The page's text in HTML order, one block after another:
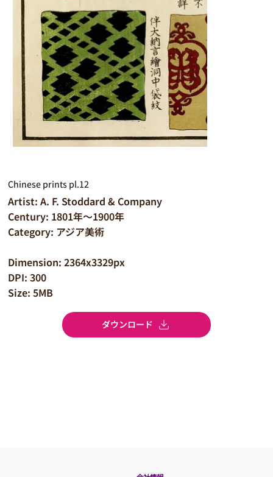
Chinese prints pl.12
Artist: A. F. Stoddard & Company
Century: 1801年～1900年
Category: アジア美術
Dimension: 2364x3329px
DPI: 300
Size: 5MB
ダウンロード